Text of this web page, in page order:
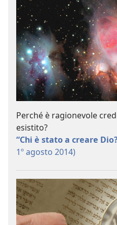
Perché è ragionevole
esistito?
“Chi è stato a creare
1º agosto 2014)